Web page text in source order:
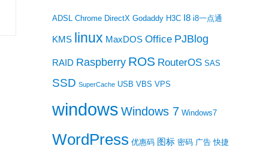
ADSL Chrome DirectX Godaddy H3C I8 i8一点通
KMS linux MaxDOS Office PJBlog
RAID Raspberry ROS RouterOS SAS
SSD SuperCache USB VBS VPS
windows Windows 7 Windows7
WordPress 优惠码 图标 密码 广告 快捷